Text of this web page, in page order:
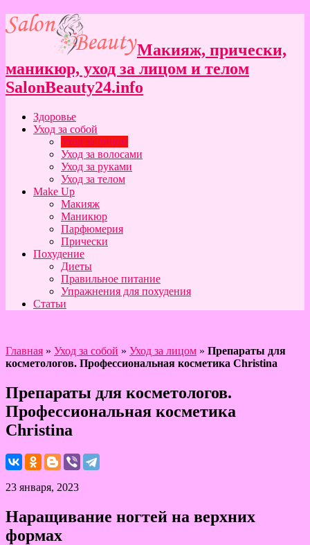
Макияж, прически,
маникюр, уход за лицом и телом
SalonBeauty24.info
Здоровье
Уход за собой
Уход за лицом
Уход за волосами
Уход за руками
Уход за телом
Make Up
Макияж
Маникюр
Парфюмерия
Прически
Похудение
Диеты
Правильное питание
Упражнения для похудения
Статьи
Главная » Уход за собой » Уход за лицом » Препараты для
косметологов. Профессиональная косметика Christina
Препараты для косметологов.
Профессиональная косметика
Christina
23 января, 2023
Наращивание ногтей на верхних
формах